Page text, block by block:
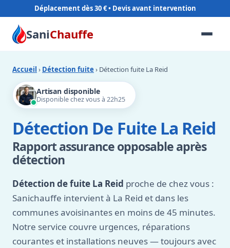
Déplacement dès 30 €
SaniChauffe
Accueil › Détection fuite › Détection fuite La Reid
Artisan disponible
Disponible chez vous à 22h25
Détection De Fuite La Reid
Rapport assurance opposable après
détection
Détection de fuite La Reid proche de chez vous :
Sanichauffe intervient à La Reid et dans les
communes avoisinantes en moins de 45 minutes.
Notre service couvre urgences, réparations
courantes et installations neuves — toujours avec